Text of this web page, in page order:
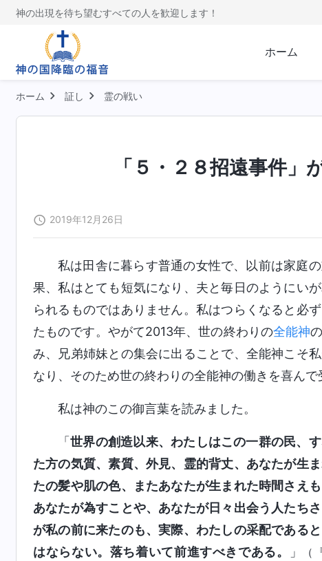
神の出現を待ち望むすべての人を歓迎します！
ホーム
ホーム 証し 霊の戦い
「５・２８招遠事件
2019年12月26日
私は田舎に暮らす普通の女性で、以前は家庭
果、私はとても短気になり、夫と毎日のようにい
られるものではありません。私はつらくなると必
たものです。やがて2013年、世の終わりの全能神の
み、兄弟姉妹との集会に出ることで、全能神こそ
なり、そのため世の終わりの全能神の働きを喜んで
私は神のこの御言葉を読みました。
「世界の創造以来、わたしはこの一群の民、
た方の気質、素質、外見、霊的背丈、あなたが生
たの髪や肌の色、またあなたが生まれた時間さえ
あなたが為すことや、あなたが日々出会う人たち
が私の前に来たのも、実際、わたしの采配である
はならない。落ち着いて前進すべきである。
」